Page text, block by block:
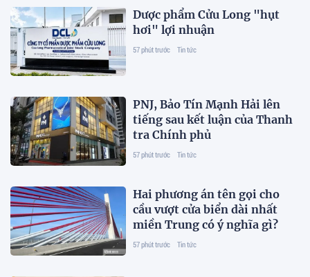
Dược phẩm Cửu Long "hụt
hơi" lợi nhuận
57 phút trước Tin tức
PNJ, Bảo Tín Mạnh Hải lên
tiếng sau kết luận của Thanh
tra Chính phủ
57 phút trước Tin tức
Hai phương án tên gọi cho
cầu vượt cửa biển dài nhất
miền Trung có ý nghĩa gì?
57 phút trước Tin tức